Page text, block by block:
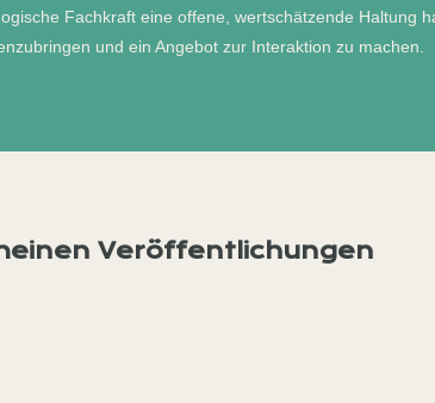
Fachkraft eine offene, wertschätzende Haltung
und ein Angebot zur Interaktion zu machen.
Veröffentlichungen